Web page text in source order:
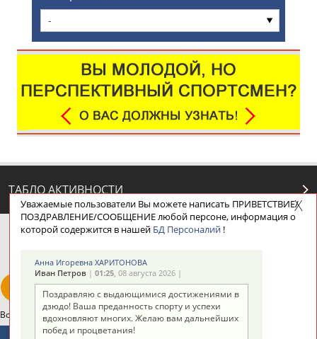
-
ТАБЛО АКТИВНОСТИ
ЦЕЛИ ПРОЕКТА НАШИ КНОПКИ
Вопросы сотрудничества и совместной деятельностиinform@infosport.ru
Уважаемые пользователи Вы можете написать ПРИВЕТСТВИЕ/
ПОЗДРАВЛЕНИЕ/СООБЩЕНИЕ любой персоне, информация о
которой содержится в нашей БД Персоналий!
Анна Игоревна ХАРИТОНОВА
Иван Петров| 01:25, 08 августа 2026 |
Поздравляю с выдающимися достижениями в
дзюдо! Ваша преданность спорту и успехи
вдохновляют многих. Желаю вам дальнейших
побед и процветания!